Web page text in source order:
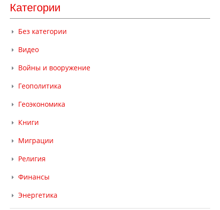
Категории
Без категории
Видео
Войны и вооружение
Геополитика
Геоэкономика
Книги
Миграции
Религия
Финансы
Энергетика